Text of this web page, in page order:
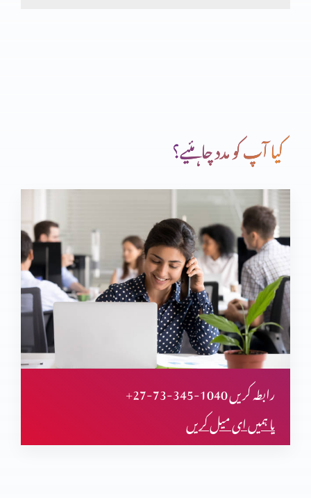
کیا آپ کو مدد چاہئیے؟
+27-73-345-1040 رابطہ کریں
یا ہمیں ای میل کریں